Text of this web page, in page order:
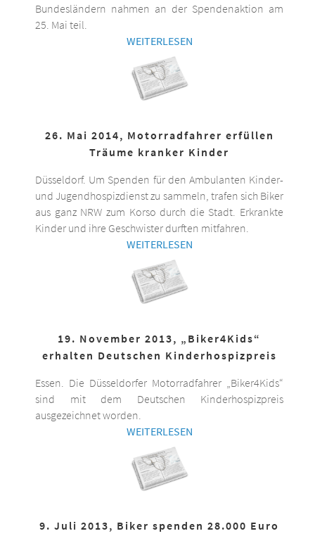
Bundesländern nahmen an der Spendenaktion am
25. Mai teil.
WEITERLESEN
26. Mai 2014, Motorradfahrer erfüllen
Träume kranker Kinder
Düsseldorf. Um Spenden für den Ambulanten Kinder-
und Jugendhospizdienst zu sammeln, trafen sich Biker
aus ganz NRW zum Korso durch die Stadt. Erkrankte
Kinder und ihre Geschwister durften mitfahren.
WEITERLESEN
19. November 2013, „Biker4Kids“
erhalten Deutschen Kinderhospizpreis
Essen. Die Düsseldorfer Motorradfahrer „Biker4Kids“
sind mit dem Deutschen Kinderhospizpreis
ausgezeichnet worden.
WEITERLESEN
9. Juli 2013, Biker spenden 28.000 Euro